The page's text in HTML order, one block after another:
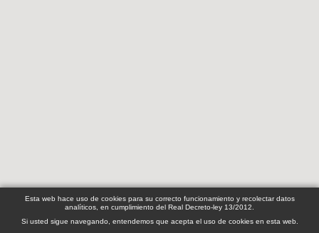
Esta web hace uso de cookies para su correcto funcionamiento y recolectar datos
analíticos, en cumplimiento del Real Decreto-ley 13/2012.
Si usted sigue navegando, entendemos que acepta el uso de cookies en esta web.